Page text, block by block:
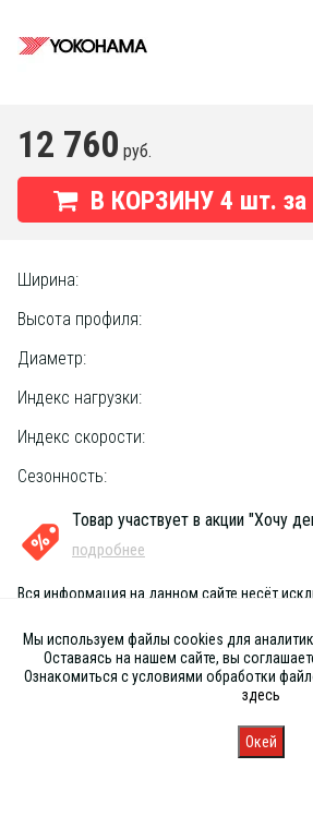
12 760 руб.
В КОРЗИНУ 4 шт. за
Ширина:
Высота профиля:
Диаметр:
Индекс нагрузки:
Индекс скорости:
Сезонность:
Товар участвует в акции "Хочу
подробнее
Вся информация на данном сайте несёт
публичной офертой, определяемой
РФ
Запись
Мы используем файлы cookies для
Оставаясь на нашем сайте, вы
Ознакомиться с условиями обработки
здесь
Окей